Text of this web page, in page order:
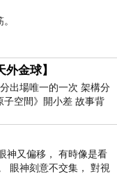
金球】
出場唯一的一次 架構分
子空間》開小差 故事背
組織
神又偏移， 有時像是看
眼神刻意不交集， 對視